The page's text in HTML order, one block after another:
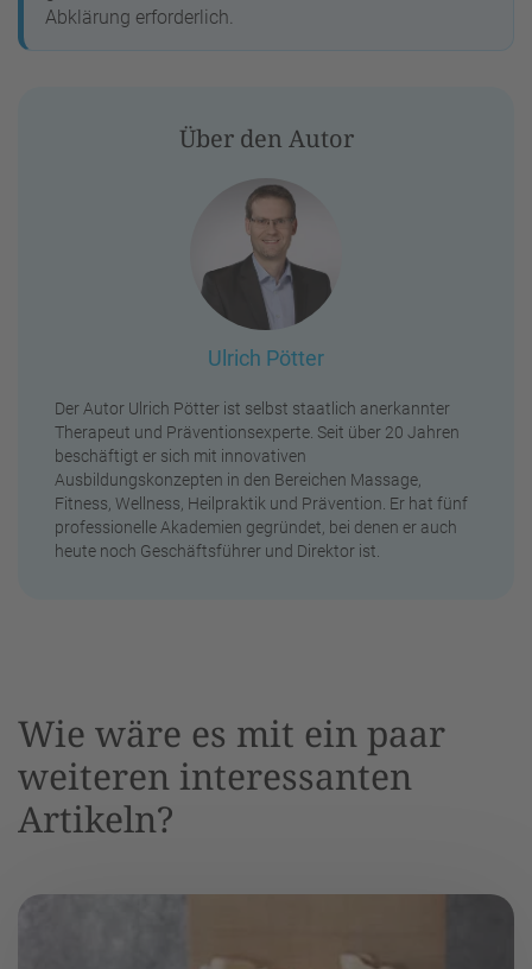
Abklärung erforderlich.
Über den Autor
Ulrich Pötter
Der Autor Ulrich Pötter ist selbst staatlich anerkannter
Therapeut und Präventionsexperte. Seit über 20 Jahren
beschäftigt er sich mit innovativen
Ausbildungskonzepten in den Bereichen Massage,
Fitness, Wellness, Heilpraktik und Prävention. Er hat fünf
professionelle Akademien gegründet, bei denen er auch
heute noch Geschäftsführer und Direktor ist.
Wie wäre es mit ein paar
weiteren interessanten
Artikeln?